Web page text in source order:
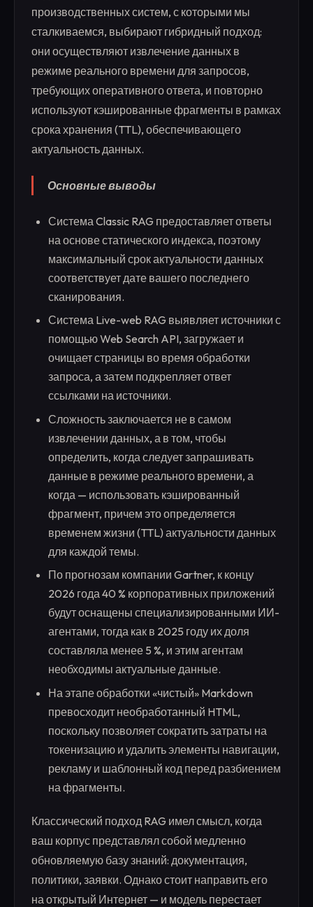
производственных систем, с которыми мы
сталкиваемся, выбирают гибридный подход:
они осуществляют извлечение данных в
режиме реального времени для запросов,
требующих оперативного ответа, и повторно
используют кэшированные фрагменты в рамках
срока хранения (TTL), обеспечивающего
актуальность данных.
Основные выводы
Система Classic RAG предоставляет ответы
на основе статического индекса, поэтому
максимальный срок актуальности данных
соответствует дате вашего последнего
сканирования.
Система Live-web RAG выявляет источники с
помощью Web Search API, загружает и
очищает страницы во время обработки
запроса, а затем подкрепляет ответ
ссылками на источники.
Сложность заключается не в самом
извлечении данных, а в том, чтобы
определить, когда следует запрашивать
данные в режиме реального времени, а
когда — использовать кэшированный
фрагмент, причем это определяется
временем жизни (TTL) актуальности данных
для каждой темы.
По прогнозам компании Gartner, к концу
2026 года 40 % корпоративных приложений
будут оснащены специализированными ИИ-
агентами, тогда как в 2025 году их доля
составляла менее 5 %, и этим агентам
необходимы актуальные данные.
На этапе обработки «чистый» Markdown
превосходит необработанный HTML,
поскольку позволяет сократить затраты на
токенизацию и удалить элементы навигации,
рекламу и шаблонный код перед разбиением
на фрагменты.
Классический подход RAG имел смысл, когда
ваш корпус представлял собой медленно
обновляемую базу знаний: документация,
политики, заявки. Однако стоит направить его
на открытый Интернет — и модель перестает